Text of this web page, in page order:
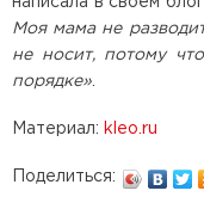
Моя мама не
не носит, потому
порядке»
Материал: kleo.ru
Поделиться: